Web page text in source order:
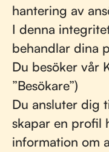
hantering av
I denna
behandlar dina
Du besöker vår
”Besökare”)
Du ansluter dig
skapar en profil
information om